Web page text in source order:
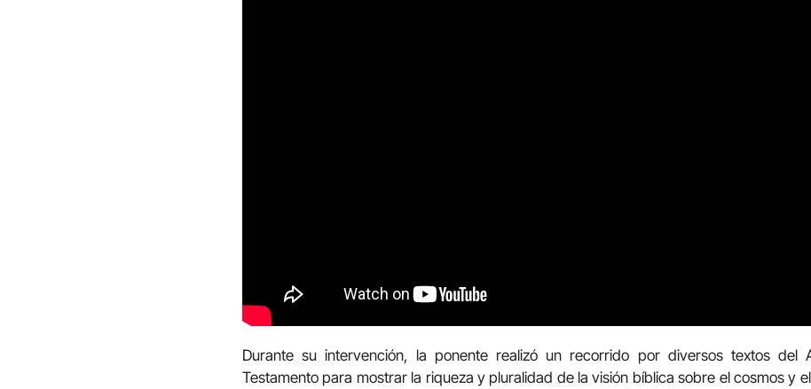
Durante su intervención, la ponente realizó un recorrido por diversos textos del
Testamento para mostrar la riqueza y pluralidad de la visión bíblica sobre el cosmos y